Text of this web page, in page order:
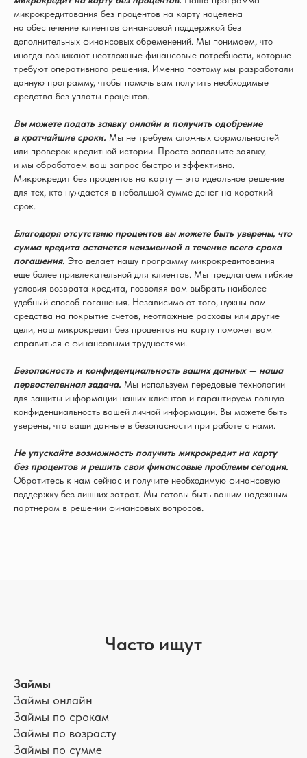
микрокредитования без процентов на карту нацелена
на обеспечение клиентов финансовой поддержкой без
дополнительных финансовых обременений. Мы понимаем, что
иногда возникают неотложные финансовые потребности, которые
требуют оперативного решения. Именно поэтому мы разработали
данную программу, чтобы помочь вам получить необходимые
средства без уплаты процентов.
Вы можете подать заявку онлайн и получить одобрение
в кратчайшие сроки. Мы не требуем сложных формальностей
или проверок кредитной истории. Просто заполните заявку,
и мы обработаем ваш запрос быстро и эффективно.
Микрокредит без процентов на карту — это идеальное решение
для тех, кто нуждается в небольшой сумме денег на короткий
срок.
Благодаря отсутствию процентов вы можете быть уверены, что
сумма кредита останется неизменной в течение всего срока
погашения. Это делает нашу программу микрокредитования
еще более привлекательной для клиентов. Мы предлагаем гибкие
условия возврата кредита, позволяя вам выбрать наиболее
удобный способ погашения. Независимо от того, нужны вам
средства на покрытие счетов, неотложные расходы или другие
цели, наш микрокредит без процентов на карту поможет вам
справиться с финансовыми трудностями.
Безопасность и конфиденциальность ваших данных — наша
первостепенная задача. Мы используем передовые технологии
для защиты информации наших клиентов и гарантируем полную
конфиденциальность вашей личной информации. Вы можете быть
уверены, что ваши данные в безопасности при работе с нами.
Не упускайте возможность получить микрокредит на карту
без процентов и решить свои финансовые проблемы сегодня.
Обратитесь к нам сейчас и получите необходимую финансовую
поддержку без лишних затрат. Мы готовы быть вашим надежным
партнером в решении финансовых вопросов.
Часто ищут
Займы
Займы онлайн
Займы по срокам
Займы по возрасту
Займы по сумме